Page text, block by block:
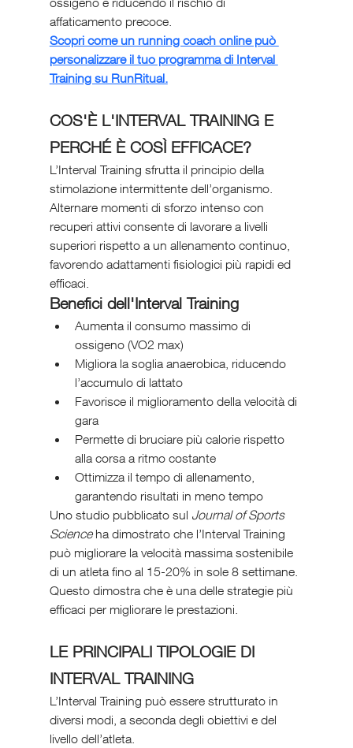
affaticamento precoce.
Scopri come un running coach online può
personalizzare il tuo programma di Interval
Training su RunRitual.
COS'È L'INTERVAL TRAINING E
PERCHÉ È COSÌ EFFICACE?
L’Interval Training sfrutta il principio della
stimolazione intermittente dell’organismo.
Alternare momenti di sforzo intenso con
recuperi attivi consente di lavorare a livelli
superiori rispetto a un allenamento continuo,
favorendo adattamenti fisiologici più rapidi ed
efficaci.
Benefici dell'Interval Training
Aumenta il consumo massimo di
ossigeno (VO2 max)
Migliora la soglia anaerobica, riducendo
l’accumulo di lattato
Favorisce il miglioramento della velocità di
gara
Permette di bruciare più calorie rispetto
alla corsa a ritmo costante
Ottimizza il tempo di allenamento,
garantendo risultati in meno tempo
Uno studio pubblicato sul Journal of Sports
Science ha dimostrato che l’Interval Training
può migliorare la velocità massima sostenibile
di un atleta fino al 15-20% in sole 8 settimane.
Questo dimostra che è una delle strategie più
efficaci per migliorare le prestazioni.
LE PRINCIPALI TIPOLOGIE DI
INTERVAL TRAINING
L’Interval Training può essere strutturato in
diversi modi, a seconda degli obiettivi e del
livello dell’atleta.